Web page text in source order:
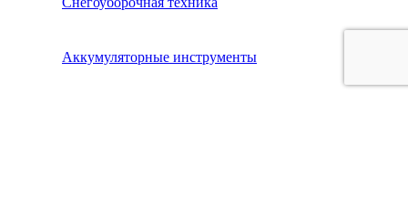
Аккумуляторные инструменты